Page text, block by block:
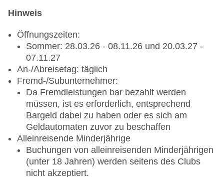
ROBINSON Trainingsangebot für Einsteiger,
Kurse und Leistungen:
Einzel- und Gruppentraining für Erwachsene
R.O.B.Y. / ROBS Tennisschule (6-17 Jahre):
Einzel- und Gruppentraining für Kinder und
Jugendliche
ROBY Ballschule (3–5 Jahre): Einzel- und
Gruppentraining Kleinkinder
Padel
2 Padel-Plätze aus Kunstrasen mit Quarzsand
oder dem Reiseveranstalter.
Hinweis
Öffnungszeiten:
Sommer: 28.03.26 - 08.11.26 und 20.03.27 -
07.11.27
An-/Abreisetag: täglich
Fremd-/Subunternehmer:
Da Fremdleistungen bar bezahlt werden
müssen, ist es erforderlich, entsprechend
Bargeld dabei zu haben oder es sich am
Geldautomaten zuvor zu beschaffen
Alleinreisende Minderjährige
Buchungen von alleinreisenden Minderjährigen
(unter 18 Jahren) werden seitens des Clubs
nicht akzeptiert.